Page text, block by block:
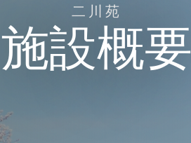
二川苑
施設概要